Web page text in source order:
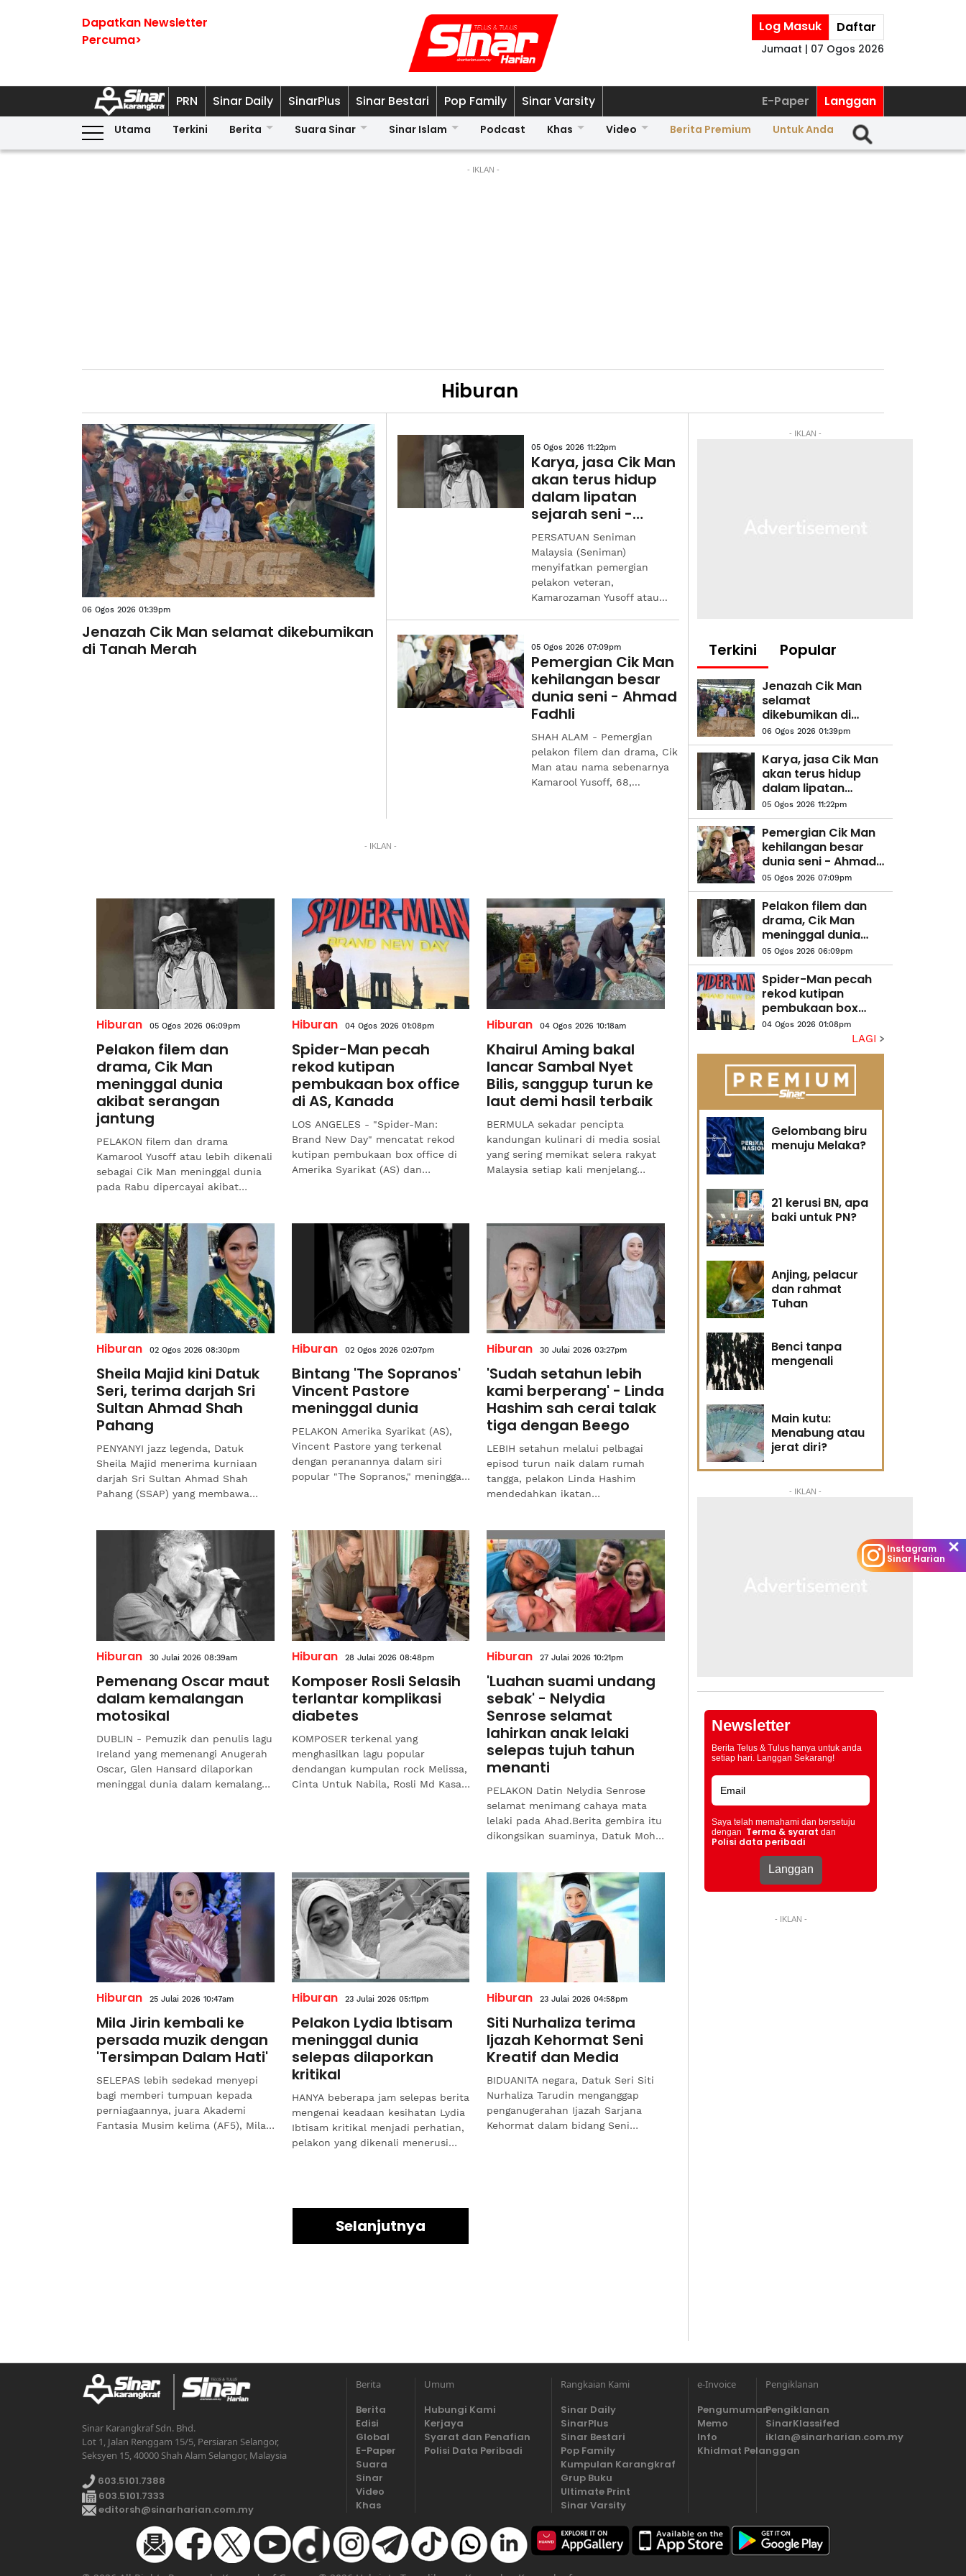
Dapatkan Newsletter
Percuma>
Log Masuk Daftar
Jumaat | 07 Ogos 2026
PRN Sinar Daily SinarPlus Sinar Bestari Pop Family Sinar Varsity E-Paper Langgan
Utama Terkini Berita Suara Sinar Sinar Islam Podcast Khas Video Berita Premium Untuk Anda
- IKLAN -
Hiburan
06 Ogos 2026 01:39pm
Jenazah Cik Man selamat dikebumikan
di Tanah Merah
05 Ogos 2026 11:22pm
Karya, jasa Cik Man
akan terus hidup
dalam lipatan
sejarah seni -
Seniman
PERSATUAN Seniman
Malaysia (Seniman)
menyifatkan pemergian
pelakon veteran,
Kamarozaman Yusoff atau...
05 Ogos 2026 07:09pm
Pemergian Cik Man
kehilangan besar
dunia seni - Ahmad
Fadhli
SHAH ALAM - Pemergian
pelakon filem dan drama, Cik
Man atau nama sebenarnya
Kamarool Yusoff, 68,...
- IKLAN -
Hiburan 05 Ogos 2026 06:09pm
Pelakon filem dan
drama, Cik Man
meninggal dunia
akibat serangan
jantung
PELAKON filem dan drama
Kamarool Yusoff atau lebih dikenali
sebagai Cik Man meninggal dunia
pada Rabu dipercayai akibat
Hiburan 04 Ogos 2026 01:08pm
Spider-Man pecah
rekod kutipan
pembukaan box office
di AS, Kanada
LOS ANGELES - "Spider-Man:
Brand New Day" mencatat rekod
kutipan pembukaan box office di
Amerika Syarikat (AS) dan
Hiburan 04 Ogos 2026 10:18am
Khairul Aming bakal
lancar Sambal Nyet
Bilis, sanggup turun ke
laut demi hasil terbaik
BERMULA sekadar pencipta
kandungan kulinari di media sosial
yang sering memikat selera rakyat
Malaysia setiap kali menjelang
Hiburan 02 Ogos 2026 08:30pm
Sheila Majid kini Datuk
Seri, terima darjah Sri
Sultan Ahmad Shah
Pahang
PENYANYI jazz legenda, Datuk
Sheila Majid menerima kurniaan
darjah Sri Sultan Ahmad Shah
Pahang (SSAP) yang membawa
Hiburan 02 Ogos 2026 02:07pm
Bintang 'The Sopranos'
Vincent Pastore
meninggal dunia
PELAKON Amerika Syarikat (AS),
Vincent Pastore yang terkenal
dengan peranannya dalam siri
popular "The Sopranos," meninggal
Hiburan 30 Julai 2026 03:27pm
'Sudah setahun lebih
kami berperang' - Linda
Hashim sah cerai talak
tiga dengan Beego
LEBIH setahun melalui pelbagai
episod turun naik dalam rumah
tangga, pelakon Linda Hashim
mendedahkan ikatan
itu...
Hiburan 30 Julai 2026 08:39am
Pemenang Oscar maut
dalam kemalangan
motosikal
DUBLIN - Pemuzik dan penulis lagu
Ireland yang memenangi Anugerah
Oscar, Glen Hansard dilaporkan
meninggal dunia dalam kemalangan
Hiburan 28 Julai 2026 08:48pm
Komposer Rosli Selasih
terlantar komplikasi
diabetes
KOMPOSER terkenal yang
menghasilkan lagu popular
dendangan kumpulan rock Melissa,
Cinta Untuk Nabila, Rosli Md Kasa,
Hiburan 27 Julai 2026 10:21pm
'Luahan suami undang
sebak' - Nelydia
Senrose selamat
lahirkan anak lelaki
selepas tujuh tahun
menanti
PELAKON Datin Nelydia Senrose
selamat menimang cahaya mata
lelaki pada Ahad.Berita gembira itu
dikongsikan suaminya, Datuk Mohd
Hiburan 25 Julai 2026 10:47am
Mila Jirin kembali ke
persada muzik dengan
'Tersimpan Dalam Hati'
SELEPAS lebih sedekad menyepi
bagi memberi tumpuan kepada
perniagaannya, juara Akademi
Fantasia Musim kelima (AF5), Mila
Hiburan 23 Julai 2026 05:11pm
Pelakon Lydia Ibtisam
meninggal dunia
selepas dilaporkan
kritikal
HANYA beberapa jam selepas berita
mengenai keadaan kesihatan Lydia
Ibtisam kritikal menjadi perhatian,
pelakon yang dikenali menerusi
Hiburan 23 Julai 2026 04:58pm
Siti Nurhaliza terima
Ijazah Kehormat Seni
Kreatif dan Media
BIDUANITA negara, Datuk Seri Siti
Nurhaliza Tarudin menganggap
penganugerahan Ijazah Sarjana
Kehormat dalam bidang Seni
Selanjutnya
- IKLAN -
Terkini Popular
Jenazah Cik Man
selamat
dikebumikan di
Tanah Merah
06 Ogos 2026 01:39pm
Karya, jasa Cik Man
akan terus hidup
dalam lipatan
sejarah seni -
Seniman
05 Ogos 2026 11:22pm
Pemergian Cik Man
kehilangan besar
dunia seni - Ahmad
Fadhli
05 Ogos 2026 07:09pm
Pelakon filem dan
drama, Cik Man
meninggal dunia
akibat serangan
jantung
05 Ogos 2026 06:09pm
Spider-Man pecah
rekod kutipan
pembukaan box
office di AS, Kanada
04 Ogos 2026 01:08pm
LAGI
Gelombang biru
menuju Melaka?
21 kerusi BN, apa
baki untuk PN?
Anjing, pelacur
dan rahmat
Tuhan
Benci tanpa
mengenali
Main kutu:
Menabung atau
jerat diri?
- IKLAN -
Newsletter
Berita Telus & Tulus hanya untuk anda
setiap hari. Langgan Sekarang!
Saya telah memahami dan bersetuju
dengan Terma & syarat dan
Polisi data peribadi
- IKLAN -
Sinar Karangkraf Sdn. Bhd.
Lot 1, Jalan Renggam 15/5, Persiaran Selangor,
Seksyen 15, 40000 Shah Alam Selangor, Malaysia
603.5101.7388
603.5101.7333
editorsh@sinarharian.com.my
Berita
Berita
Edisi
Global
E-Paper
Suara
Sinar
Video
Khas
Umum
Hubungi Kami
Kerjaya
Syarat dan Penafian
Polisi Data Peribadi
Rangkaian Kami
Sinar Daily
SinarPlus
Sinar Bestari
Pop Family
Kumpulan Karangkraf
Grup Buku
Ultimate Print
Sinar Varsity
e-Invoice
Pengumuman
Memo
Info
Khidmat Pelanggan
Pengiklanan
Pengiklanan
SinarKlassifed
iklan@sinarharian.com.my
Instagram
Sinar Harian